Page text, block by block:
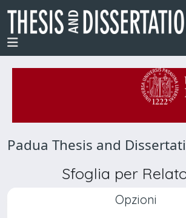
Padua Thesis and
Sfoglia per
Opzioni